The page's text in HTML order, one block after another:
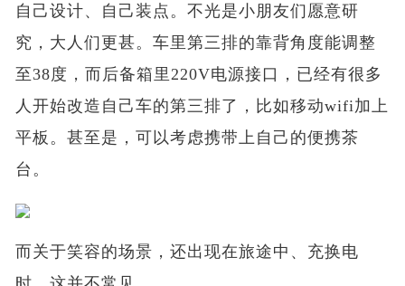
自己设计、自己装点。不光是小朋友们愿意研
究，大人们更甚。车里第三排的靠背角度能调整
至38度，而后备箱里220V电源接口，已经有很多
人开始改造自己车的第三排了，比如移动wifi加上
平板。甚至是，可以考虑携带上自己的便携茶
台。
而关于笑容的场景，还出现在旅途中、充换电